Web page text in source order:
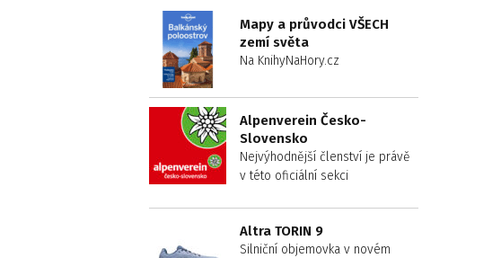
Mapy a průvodci VŠECH
zemí světa
Na KnihyNaHory.cz
Alpenverein Česko-
Slovensko
Nejvýhodnější členství je právě
v této oficiální sekci
Altra TORIN 9
Silniční objemovka v novém